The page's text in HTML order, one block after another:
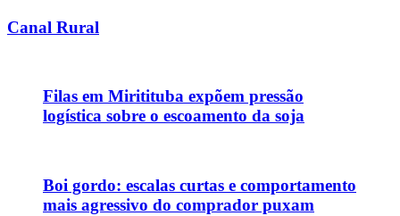
Canal Rural
Filas em Miritituba expõem pressão
logística sobre o escoamento da soja
Boi gordo: escalas curtas e comportamento
mais agressivo do comprador puxam